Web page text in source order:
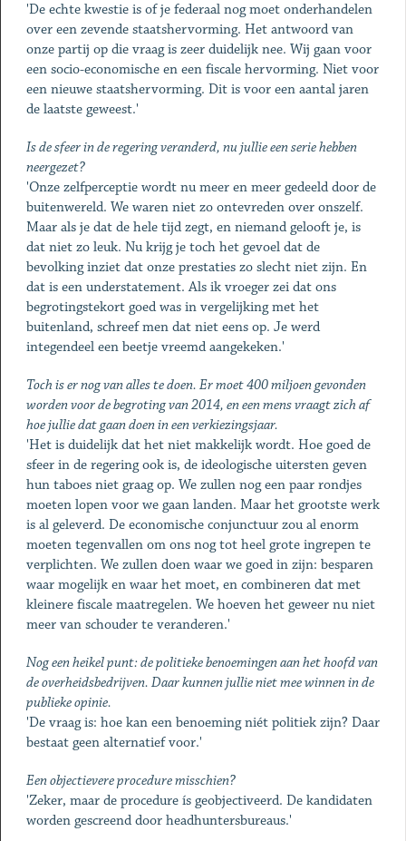
'De echte kwestie is of je federaal nog moet onderhandelen
over een zevende staatshervorming. Het antwoord van
onze partij op die vraag is zeer duidelijk nee. Wij gaan voor
een socio-economische en een fiscale hervorming. Niet voor
een nieuwe staatshervorming. Dit is voor een aantal jaren
de laatste geweest.'
Is de sfeer in de regering veranderd, nu jullie een serie hebben
neergezet?
'Onze zelfperceptie wordt nu meer en meer gedeeld door de
buitenwereld. We waren niet zo ontevreden over onszelf.
Maar als je dat de hele tijd zegt, en niemand gelooft je, is
dat niet zo leuk. Nu krijg je toch het gevoel dat de
bevolking inziet dat onze prestaties zo slecht niet zijn. En
dat is een understatement. Als ik vroeger zei dat ons
begrotingstekort goed was in vergelijking met het
buitenland, schreef men dat niet eens op. Je werd
integendeel een beetje vreemd aangekeken.'
Toch is er nog van alles te doen. Er moet 400 miljoen gevonden
worden voor de begroting van 2014, en een mens vraagt zich af
hoe jullie dat gaan doen in een verkiezingsjaar.
'Het is duidelijk dat het niet makkelijk wordt. Hoe goed de
sfeer in de regering ook is, de ideologische uitersten geven
hun taboes niet graag op. We zullen nog een paar rondjes
moeten lopen voor we gaan landen. Maar het grootste werk
is al geleverd. De economische conjunctuur zou al enorm
moeten tegenvallen om ons nog tot heel grote ingrepen te
verplichten. We zullen doen waar we goed in zijn: besparen
waar mogelijk en waar het moet, en combineren dat met
kleinere fiscale maatregelen. We hoeven het geweer nu niet
meer van schouder te veranderen.'
Nog een heikel punt: de politieke benoemingen aan het hoofd van
de overheidsbedrijven. Daar kunnen jullie niet mee winnen in de
publieke opinie.
'De vraag is: hoe kan een benoeming niét politiek zijn? Daar
bestaat geen alternatief voor.'
Een objectievere procedure misschien?
'Zeker, maar de procedure ís geobjectiveerd. De kandidaten
worden gescreend door headhuntersbureaus.'